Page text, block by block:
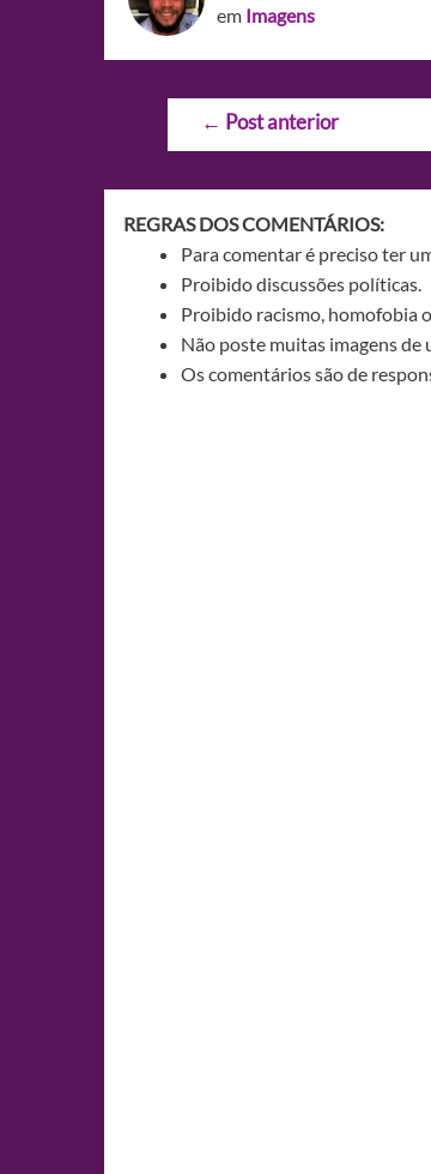
em Imagens
Navegação
← Post anterior
REGRAS DOS COMENTÁRIOS:
Para comentar é preciso ter
Proibido discussões políticas.
Proibido racismo, homofobia
Não poste muitas imagens de
Os comentários são de